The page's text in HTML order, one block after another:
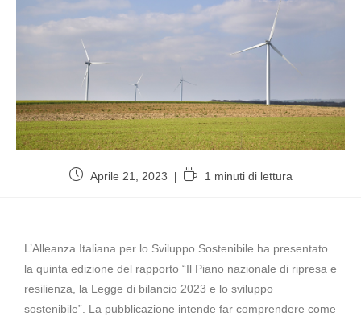
Aprile 21, 2023 1 minuti di lettura
L’Alleanza Italiana per lo Sviluppo Sostenibile ha presentato
la quinta edizione del rapporto “Il Piano nazionale di ripresa e
resilienza, la Legge di bilancio 2023 e lo sviluppo
sostenibile”. La pubblicazione intende far comprendere come